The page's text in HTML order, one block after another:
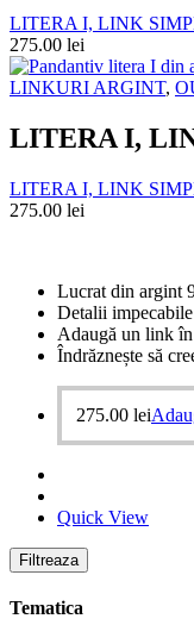
LITERA I, LINK
275.00 lei
LINKURI ARGINT,
LITERA I,
LITERA I, LINK
275.00 lei
Lucrat din argint
Detalii
Adaugă un link în
Îndrăznește să
275.00 lei
Quick View
Filtreaza
Tematica